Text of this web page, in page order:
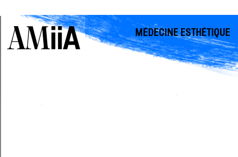
MÉDECINE ESTHÉTIQUE